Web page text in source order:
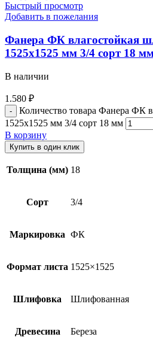
Быстрый просмотр
Добавить в пожелания
Фанера ФК влагостойкая
1525х1525 мм 3/4 сорт 18
В наличии
1.580 ₽
Количество товара Фанера ФК
1525х1525 мм 3/4 сорт 18 мм
В корзину
Купить в один клик
Толщина (мм) 18
Сорт 3/4
Маркировка ФК
Формат листа 1525×1525
Шлифовка Шлифованная
Древесина Береза